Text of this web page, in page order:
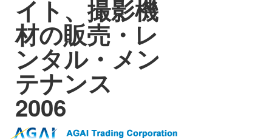
イト、撮影機
材の販売・レ
ンタル・メン
テナンス
2006